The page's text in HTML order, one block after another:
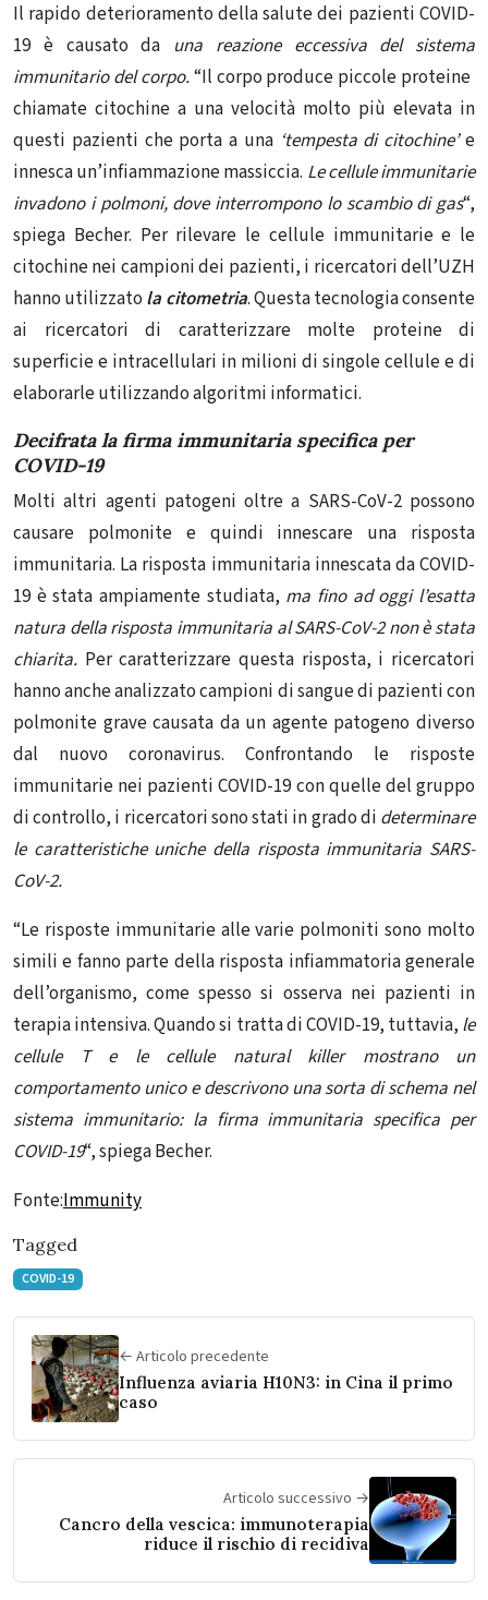
Il rapido deterioramento della salute dei pazienti COVID-
19 è causato da una reazione eccessiva del sistema
immunitario del corpo.“Il corpo produce piccole proteine ​​
chiamate citochine a una velocità molto più elevata in
questi pazienti che porta a una‘tempesta di citochine’e
innesca un’infiammazione massiccia. Le cellule immunitarie
invadono i polmoni, dove interrompono lo scambio di gas“,
spiega Becher. Per rilevare le cellule immunitarie e le
citochine nei campioni dei pazienti, i ricercatori dell’UZH
hanno utilizzato la citometria. Questa tecnologia consente
ai ricercatori di caratterizzare molte proteine ​​di
superficie e intracellulari in milioni di singole cellule e di
elaborarle utilizzando algoritmi informatici.
Decifrata la firma immunitaria specifica per
COVID-19
Molti altri agenti patogeni oltre a SARS-CoV-2 possono
causare polmonite e quindi innescare una risposta
immunitaria. La risposta immunitaria innescata da COVID-
19 è stata ampiamente studiata, ma fino ad oggi l’esatta
natura della risposta immunitaria al SARS-CoV-2 non è stata
chiarita. Per caratterizzare questa risposta, i ricercatori
hanno anche analizzato campioni di sangue di pazienti con
polmonite grave causata da un agente patogeno diverso
dal nuovo coronavirus. Confrontando le risposte
immunitarie nei pazienti COVID-19 con quelle del gruppo
di controllo, i ricercatori sono stati in grado di determinare
le caratteristiche uniche della risposta immunitaria SARS-
CoV-2.
“Le risposte immunitarie alle varie polmoniti sono molto
simili e fanno parte della risposta infiammatoria generale
dell’organismo, come spesso si osserva nei pazienti in
terapia intensiva. Quando si tratta di COVID-19, tuttavia, le
cellule T e le cellule natural killer mostrano un
comportamento unico e descrivono una sorta di schema nel
sistema immunitario: la firma immunitaria specifica per
COVID-19“, spiega Becher.
Fonte:Immunity
Tagged
COVID-19
← Articolo precedente
Influenza aviaria H10N3: in Cina il primo
caso
Articolo successivo →
Cancro della vescica: immunoterapia
riduce il rischio di recidiva